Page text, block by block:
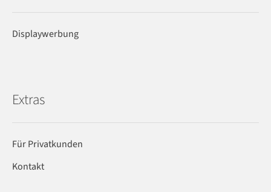
Displaywerbung
Extras
Für Privatkunden
Kontakt